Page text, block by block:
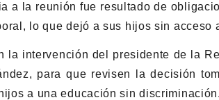
a la reunión fue resultado de
lo que dejó a sus hijos sin acceso
la intervención del presidente de la
para que revisen la decisión
a una educación sin discriminación.